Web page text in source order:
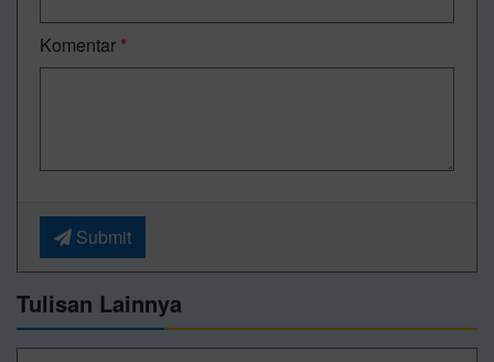
Komentar *
Submit
Tulisan Lainnya